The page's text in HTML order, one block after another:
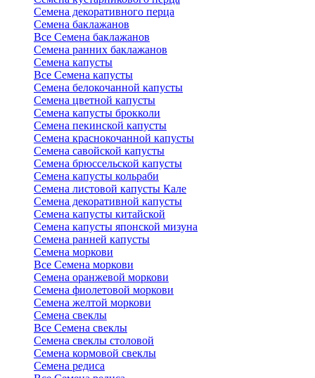
Семена декоративного перца
Семена баклажанов
Все Семена баклажанов
Семена ранних баклажанов
Семена капусты
Все Семена капусты
Семена белокочанной капусты
Семена цветной капусты
Семена капусты брокколи
Семена пекинской капусты
Семена краснокочанной капусты
Семена савойской капусты
Семена брюссельской капусты
Семена капусты кольраби
Семена листовой капусты Кале
Семена декоративной капусты
Семена капусты китайской
Семена капусты японской мизуна
Семена ранней капусты
Семена моркови
Все Семена моркови
Семена оранжевой моркови
Семена фиолетовой моркови
Семена желтой моркови
Семена свеклы
Все Семена свеклы
Семена свеклы столовой
Семена кормовой свеклы
Семена редиса